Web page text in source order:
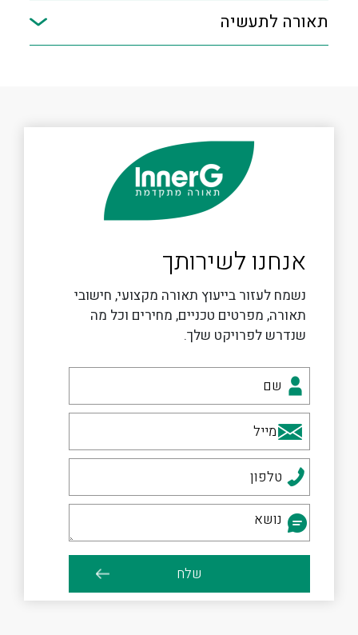
תאורה לתעשיה
אנחנו לשירותך
נשמח לעזור בייעוץ תאורה מקצועי, חישובי
תאורה, מפרטים טכניים, מחירים וכל מה
שנדרש לפרויקט שלך.